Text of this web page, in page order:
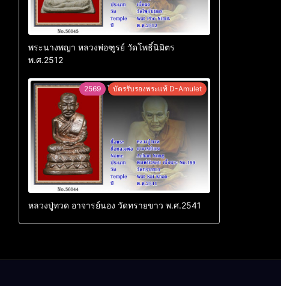
พระนางพญา หลวงพ่อฑูรย์ วัดโพธิ์นิมิตร
พ.ศ.2512
2569 บัตรรับรองพระแท้ D-Amulet
หลวงปู่ทวด อาจารย์นอง วัดทรายขาว พ.ศ.2541